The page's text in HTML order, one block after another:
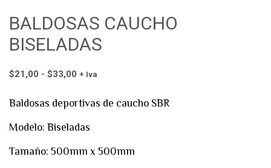
BALDOSAS CAUCHO
BISELADAS
$21,00 - $33,00 Rango
precios:
$21,00
hasta
+ Iva
Baldosas deportivas de caucho SBR
Modelo: Biseladas
Tamaño: 500mm x 500mm